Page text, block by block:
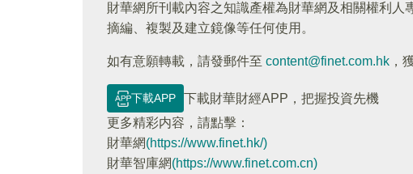
財華網所刊載內容之知識產權為財華網及相關權利人
摘編、複製及建立鏡像等任何使用。
如有意願轉載，請發郵件至 content@finet.com.hk ，
下載APP
下載財華財經APP，把握投資先機
更多精彩内容，請點擊：
財華網(https://www.finet.hk/)
財華智庫網(https://www.finet.com.cn)